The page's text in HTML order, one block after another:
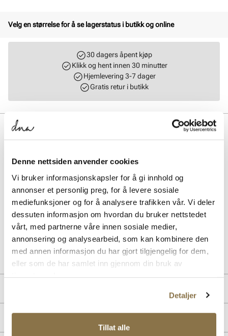
Denne nettsiden anvender cookies
Vi bruker informasjonskapsler for å gi innhold og
annonser et personlig preg, for å levere sosiale
mediefunksjoner og for å analysere trafikken vår. Vi deler
dessuten informasjon om hvordan du bruker nettstedet
vårt, med partnerne våre innen sosiale medier,
annonsering og analysearbeid, som kan kombinere den
med annen informasjon du har gjort tilgjengelig for dem,
eller som de har samlet inn gjennom din bruk av
Detaljer
Tillat alle
Velg en størrelse for å se lagerstatus i butikk og online
30 dagers åpent kjøp
Klikk og hent innen 30 minutter
Hjemlevering 3-7 dager
Gratis retur i butikk
BESKRIVELSE
tekniske tekstilmaterialet i overdelen gir en myk og komfortabel
faste hælkappen gjør at innsteget er forbedret, og skoen er veldig
enkel å ta på seg. Yttersålen er laget i EVA Phylon som er et lett, mykt,
responsivt og støtdempende materiale. Gummipartiene under
yttersålen gir et bedre grep og øker slitestyrken. Skoen egner seg til
de fleste aktiviteter!
Art. nr.35153027
Lev. art. nr24V1321
MERKE